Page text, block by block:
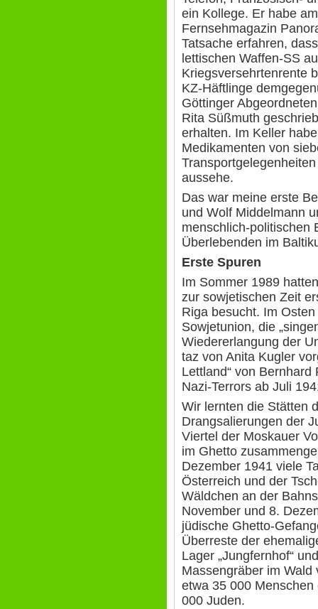
ein Kollege. Er habe
Fernsehmagazin
Tatsache erfahren,
lettischen Waffen-SS
Kriegsversehrtenrente
KZ-Häftlinge
Göttinger
Rita Süßmuth
erhalten. Im Keller
Medikamenten von
aussehe.
Das war meine erste
und Wolf Middelmann
menschlich-politischen
Überlebenden im
Erste Spuren
Im Sommer 1989
zur sowjetischen Zeit
Riga besucht. Im
Sowjetunion, die
Wiedererlangung der
taz von Anita Kugler
Lettland“ von
Nazi-Terrors ab Juli
Wir lernten die Stätten
Drangsalierungen der
Viertel der Moskauer
im Ghetto
Dezember 1941 viele
Österreich und der
Wäldchen an der
November und 8.
jüdische Ghetto-
Überreste der
Lager „Jungfernhof“
Massengräber im
etwa 35 000
000 Juden.